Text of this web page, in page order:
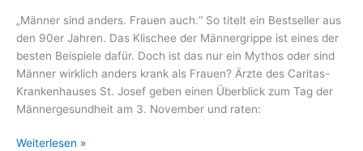
„Männer sind anders. Frauen auch.“ So titelt ein Bestseller aus
den 90er Jahren. Das Klischee der Männergrippe ist eines der
besten Beispiele dafür. Doch ist das nur ein Mythos oder sind
Männer wirklich anders krank als Frauen? Ärzte des Caritas-
Krankenhauses St. Josef geben einen Überblick zum Tag der
Männergesundheit am 3. November und raten:
Tag
Weiterlesen »